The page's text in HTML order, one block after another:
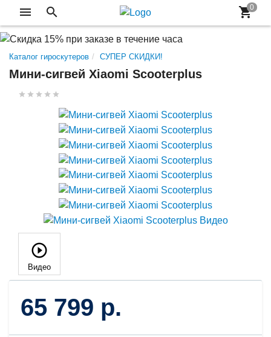
Каталог гироскутеров СУПЕР СКИДКИ!
Мини-сигвей Xiaomi Scooterplus
Видео
65 799 р.